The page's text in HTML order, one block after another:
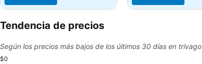
Tendencia de precios
Según los precios más bajos de los últimos 30 días en trivago
$0